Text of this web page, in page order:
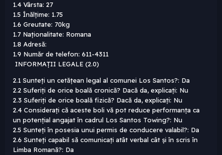
1.4 Vârsta: 27
1.5 Înălțime: 1.75
1.6 Greutate: 70kg
1.7 Naționalitate: Romana
1.8 Adresă:
1.9 Număr de telefon: 611-4311
INFORMAȚII LEGALE (2.0)
2.1 Sunteți un cetățean legal al comunei Los Santos?: Da
2.2 Suferiți de orice boală cronică? Dacă da, explicați: Nu
2.3 Suferiți de orice boală fizică? Dacă da, explicați: Nu
2.4 Considerați că aceste boli vă pot reduce performanța ca
un potențial angajat în cadrul Los Santos Towing?: Nu
2.5 Sunteți în posesia unui permis de conducere valabil?: Da
2.6 Sunteți capabil să comunicați atât verbal cât și în scris în
Limba Romană?: Da